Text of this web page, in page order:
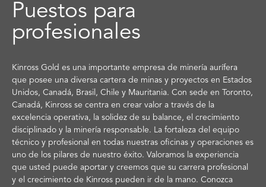
Puestos para
profesionales
Kinross Gold es una importante empresa de minería aurífera
que posee una diversa cartera de minas y proyectos en Estados
Unidos, Canadá, Brasil, Chile y Mauritania. Con sede en Toronto,
Canadá, Kinross se centra en crear valor a través de la
excelencia operativa, la solidez de su balance, el crecimiento
disciplinado y la minería responsable. La fortaleza del equipo
técnico y profesional en todas nuestras oficinas y operaciones es
uno de los pilares de nuestro éxito. Valoramos la experiencia
que usted puede aportar y creemos que su carrera profesional
y el crecimiento de Kinross pueden ir de la mano. Conozca